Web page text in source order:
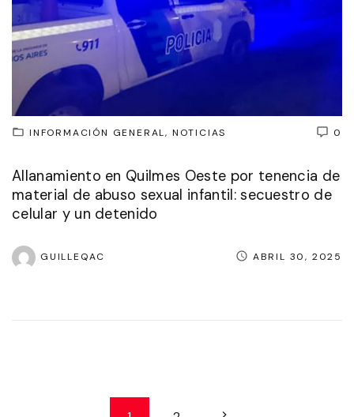
0
INFORMACIÓN GENERAL NOTICIAS
Allanamiento en Quilmes Oeste por tenencia de
material de abuso sexual infantil: secuestro de
celular y un detenido
GUILLEQAC ABRIL 30, 2025